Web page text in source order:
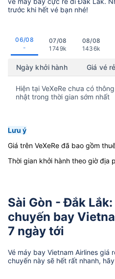
trước khi hết vé bạn nhé!
06/08
-
07/08
1749k
08/08
1436k
Ngày khởi hành Giá vé
Hiện tại VeXeRe chưa có
nhật trong thời gian sớm nhất
Lưu ý
Giá trên VeXeRe đã bao gồm
Thời gian khởi hành theo giờ địa
Sài Gòn - Đắk
chuyến bay
7 ngày tới
Vé máy bay Vietnam Airlines giá
chuyến này sẽ hết rất nhanh,